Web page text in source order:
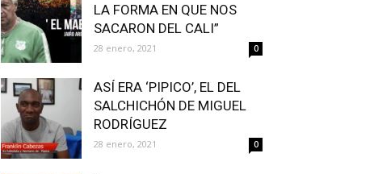
LA FORMA EN QUE NOS
SACARON DEL CALI”
28 enero, 2021 0
ASÍ ERA ‘PIPICO’, EL DEL
SALCHICHÓN DE MIGUEL
RODRÍGUEZ
28 enero, 2021 0